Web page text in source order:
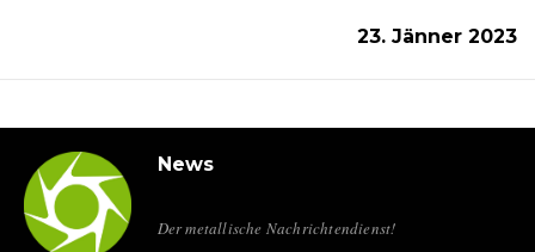
23. Jänner 2023
News
Der metallische Nachrichtendienst!